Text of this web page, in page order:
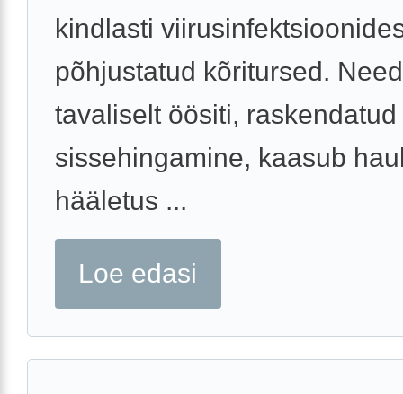
kindlasti
põhjustatud kõritursed.
tavaliselt öösiti, raskendatud
sissehingamine, kaasub
hääletus ...
Loe edasi